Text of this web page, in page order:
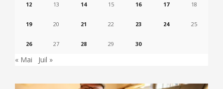
12 13 14 15 16 17 18
19 20 21 22 23 24 25
26 27 28 29 30
« Mai Juil »